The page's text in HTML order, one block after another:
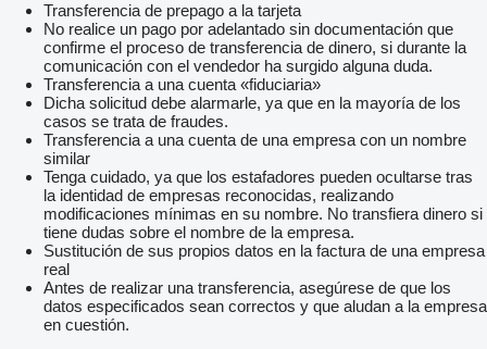
Transferencia de prepago a la tarjeta
No realice un pago por adelantado sin documentación que
confirme el proceso de transferencia de dinero, si durante la
comunicación con el vendedor ha surgido alguna duda.
Transferencia a una cuenta «fiduciaria»
Dicha solicitud debe alarmarle, ya que en la mayoría de los
casos se trata de fraudes.
Transferencia a una cuenta de una empresa con un nombre
similar
Tenga cuidado, ya que los estafadores pueden ocultarse tras
la identidad de empresas reconocidas, realizando
modificaciones mínimas en su nombre. No transfiera dinero si
tiene dudas sobre el nombre de la empresa.
Sustitución de sus propios datos en la factura de una empresa
real
Antes de realizar una transferencia, asegúrese de que los
datos especificados sean correctos y que aludan a la empresa
en cuestión.